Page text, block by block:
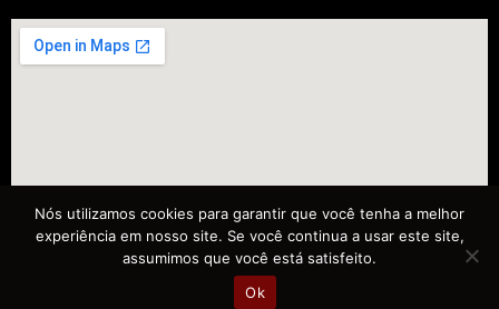
Nós utilizamos cookies para garantir que você tenha a melhor
experiência em nosso site. Se você continua a usar este site,
assumimos que você está satisfeito.
Ok